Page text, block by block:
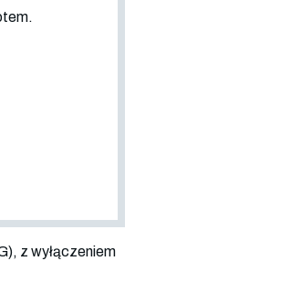
z wyłączeniem